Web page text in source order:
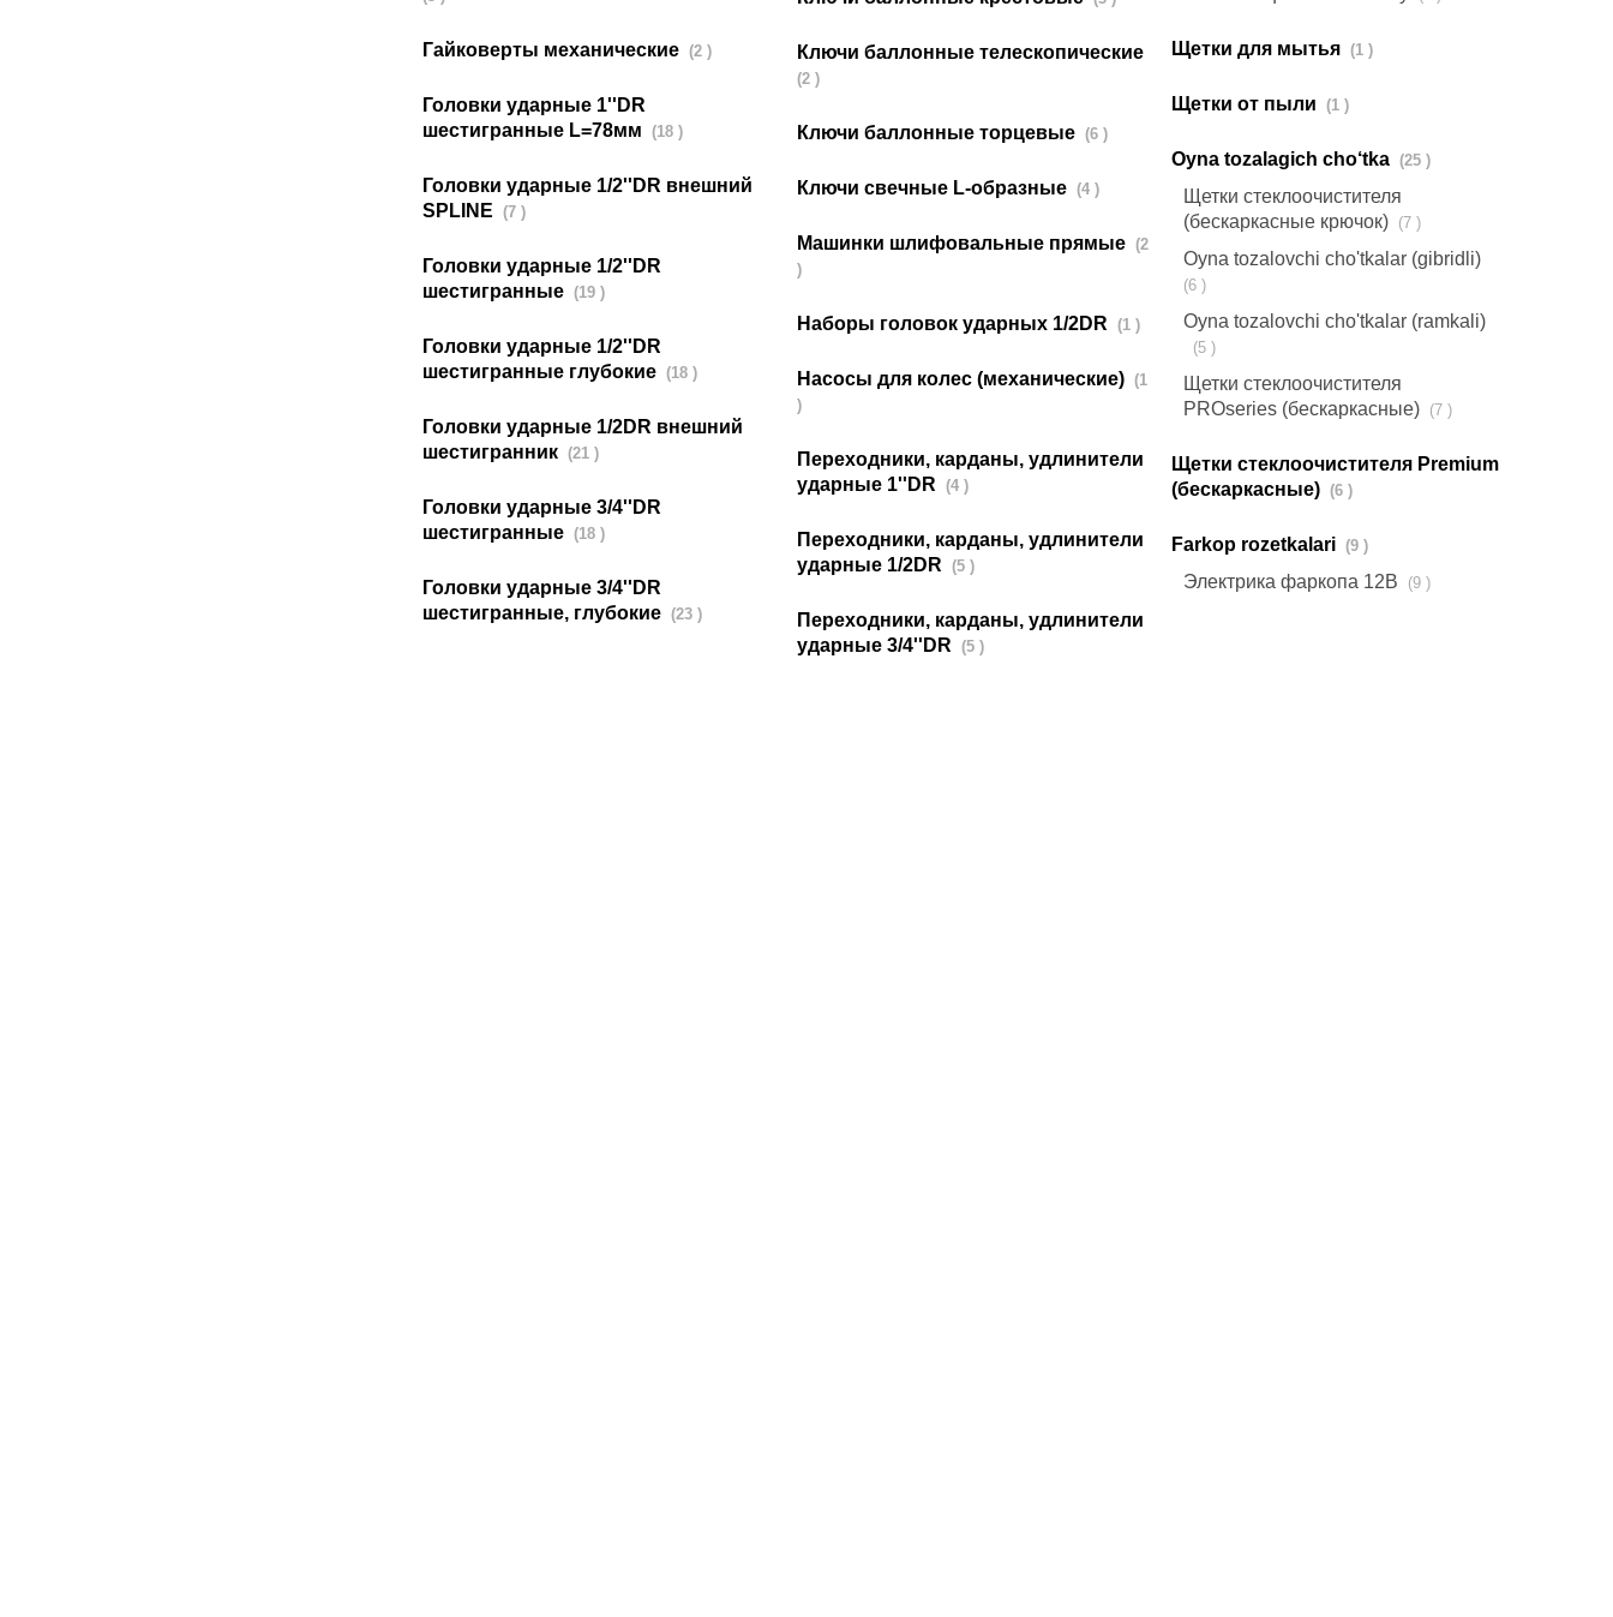
Гайковерты механические (2 )
Головки ударные 1''DR
шестигранные L=78мм
(18 )
Головки ударные 1/2''DR внешний
SPLINE
(7 )
Головки ударные 1/2''DR
шестигранные
(19 )
Головки ударные 1/2''DR
шестигранные глубокие
(18 )
Головки ударные 1/2DR внешний
шестигранник
(21 )
Головки ударные 3/4''DR
шестигранные
(18 )
Головки ударные 3/4''DR
шестигранные, глубокие
(23 )
Ключи баллонные телескопические
(2 )
Ключи баллонные торцевые (6 )
Ключи свечные L-образные (4 )
Машинки шлифовальные прямые
)
Наборы головок ударных 1/2DR (1 )
Насосы для колес (механические)
)
Переходники, карданы, удлинители
ударные 1''DR
(4 )
Переходники, карданы, удлинители
ударные 1/2DR
(5 )
Переходники, карданы, удлинители
ударные 3/4''DR
(5 )
Щетки для мытья (1 )
Щетки от пыли (1 )
Oyna tozalagich cho‘tka (25 )
Щетки стеклоочистителя
(бескаркасные крючок)
(7 )
Oyna tozalovchi cho'tkalar (gibridli)
(6 )
Oyna tozalovchi cho'tkalar (ramkali)
(5 )
Щетки стеклоочистителя
PROseries (бескаркасные)
(7 )
Щетки стеклоочистителя Premium
(бескаркаcные)
(6 )
Farkop rozetkalari (9 )
Электрика фаркопа 12В (9 )